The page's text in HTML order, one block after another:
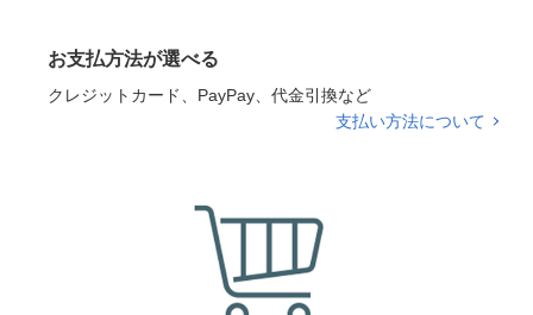
お支払方法が選べる
クレジットカード、PayPay、代金引換など
支払い方法について